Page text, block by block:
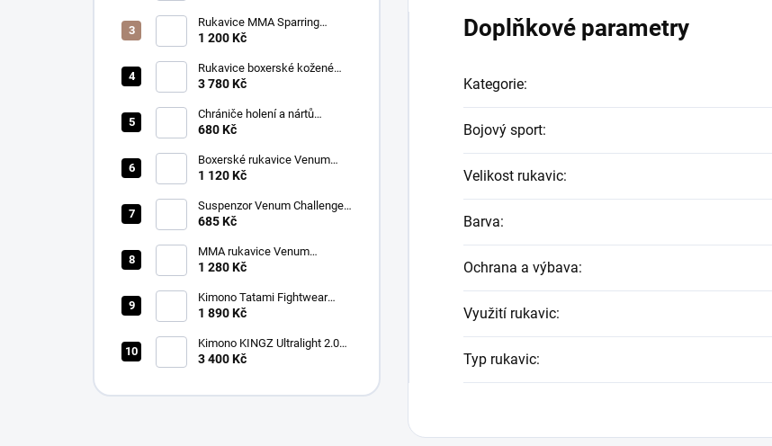
Rukavice MMA Sparring
Ringhorns Charger černá/
1 200 Kč
Rukavice boxerské kožené
Twins BGVL 3 modré
3 780 Kč
Chrániče holení a nártů
Venum Kontact černá/stříbrná
680 Kč
Boxerské rukavice Venum
CONTENDER 1.5 XT
1 120 Kč
Suspenzor Venum Challenger
bílý
685 Kč
MMA rukavice Venum
Challenger 3.0 Sparring
1 280 Kč
Kimono Tatami Fightwear
Nova Absolute Gi modré + bílý
1 890 Kč
Kimono KINGZ Ultralight 2.0
Jiu Jitsu Gi bílé
3 400 Kč
Doplňkové parametry
Kategorie:
Bojový sport:
Velikost rukavic:
Barva:
Ochrana a výbava:
Využití rukavic:
Typ rukavic: